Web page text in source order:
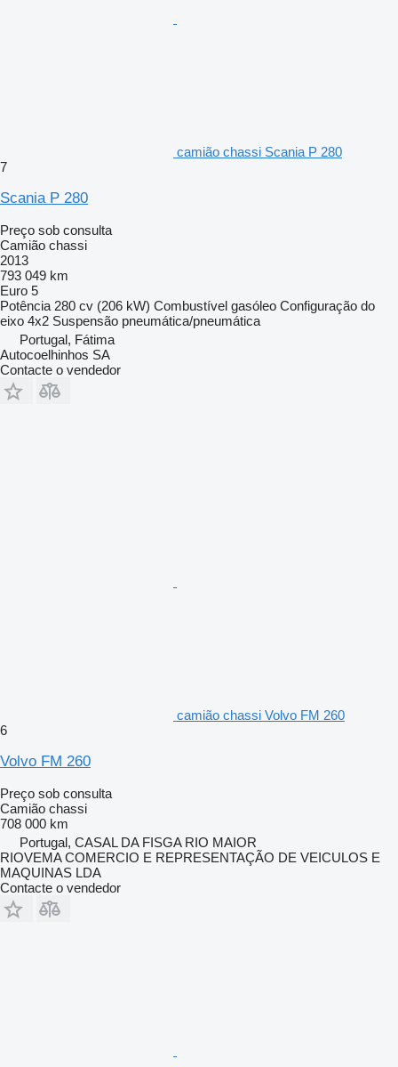
camião chassi Scania P 280
7
Scania P 280
Preço sob consulta
Camião chassi
2013
793 049 km
Euro 5
Potência 280 cv (206 kW) Combustível gasóleo Configuração do
eixo 4x2 Suspensão pneumática/pneumática
Portugal, Fátima
Autocoelhinhos SA
Contacte o vendedor
camião chassi Volvo FM 260
6
Volvo FM 260
Preço sob consulta
Camião chassi
708 000 km
Portugal, CASAL DA FISGA RIO MAIOR
RIOVEMA COMERCIO E REPRESENTAÇÃO DE VEICULOS E
MAQUINAS LDA
Contacte o vendedor